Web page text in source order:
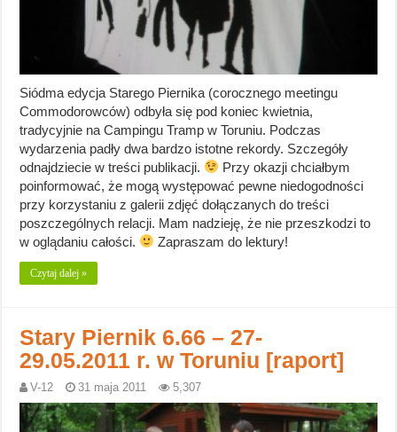
Siódma edycja Starego Piernika (corocznego meetingu
Commodorowców) odbyła się pod koniec kwietnia,
tradycyjnie na Campingu Tramp w Toruniu. Podczas
wydarzenia padły dwa bardzo istotne rekordy. Szczegóły
odnajdziecie w treści publikacji.
Przy okazji chciałbym
poinformować, że mogą występować pewne niedogodności
przy korzystaniu z galerii zdjęć dołączanych do treści
poszczególnych relacji. Mam nadzieję, że nie przeszkodzi to
w oglądaniu całości.
Zapraszam do lektury!
Czytaj dalej »
Stary Piernik 6.66 – 27-
29.05.2011 r. w Toruniu [raport]
V-12 31 maja 2011 5,307